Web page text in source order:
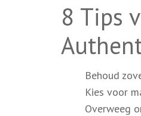
8 Tips
Behoud
Kies voor
Overweeg